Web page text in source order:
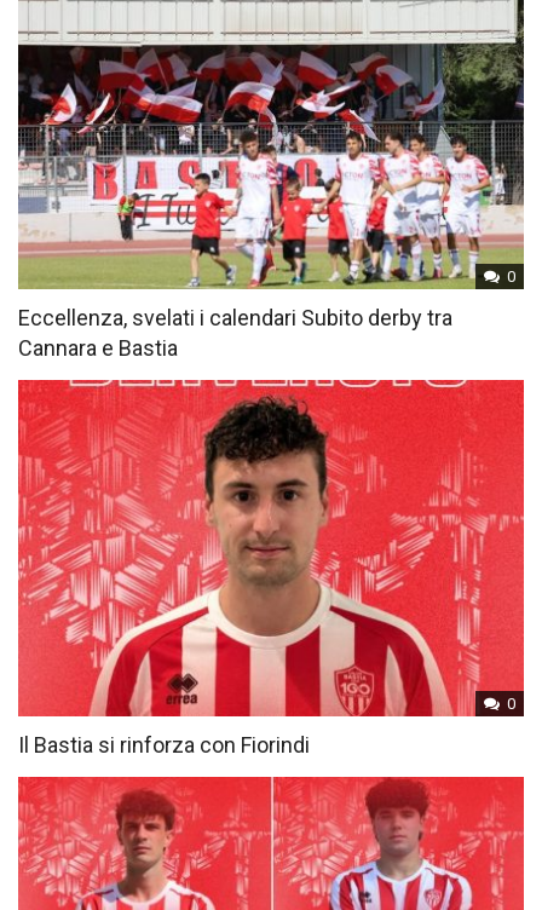
0
Eccellenza, svelati i calendari Subito derby tra
Cannara e Bastia
0
Il Bastia si rinforza con Fiorindi